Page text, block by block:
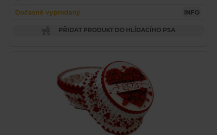
Dočasně vyprodaný INFO
PŘIDAT PRODUKT DO HLÍDACÍHO PSA